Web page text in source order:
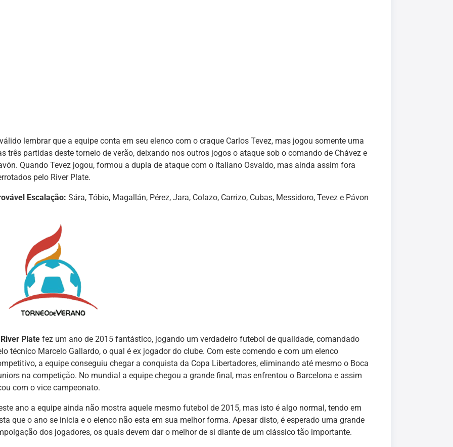
lembrar que a equipe conta em seu elenco com o craque Carlos Tevez, mas jogou somente uma
três partidas deste torneio de verão, deixando nos outros jogos o ataque sob o comando de Chávez e
Quando Tevez jogou, formou a dupla de ataque com o italiano Osvaldo, mas ainda assim fora
pelo River Plate.
Escalação: Sára, Tóbio, Magallán, Pérez, Jara, Colazo, Carrizo, Cubas, Messidoro, Tevez e Pávon
River Plate fez um ano de 2015 fantástico, jogando um verdadeiro futebol de qualidade, comandado
técnico Marcelo Gallardo, o qual é ex jogador do clube. Com este comendo e com um elenco
a equipe conseguiu chegar a conquista da Copa Libertadores, eliminando até mesmo o Boca
na competição. No mundial a equipe chegou a grande final, mas enfrentou o Barcelona e assim
com o vice campeonato.
ano a equipe ainda não mostra aquele mesmo futebol de 2015, mas isto é algo normal, tendo em
que o ano se inicia e o elenco não esta em sua melhor forma. Apesar disto, é esperado uma grande
dos jogadores, os quais devem dar o melhor de si diante de um clássico tão importante.